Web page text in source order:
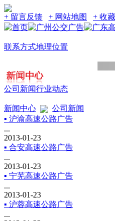
+ 留言反馈 + 网站地图 + 收
联系方式地理位置
公司新闻行业动态
新闻中心
公司新闻
▪ 沪渝高速公路广告
...
2013-01-23
▪ 合安高速公路广告
...
2013-01-23
▪ 宁芜高速公路广告
...
2013-01-23
▪ 沪蓉高速公路广告
...